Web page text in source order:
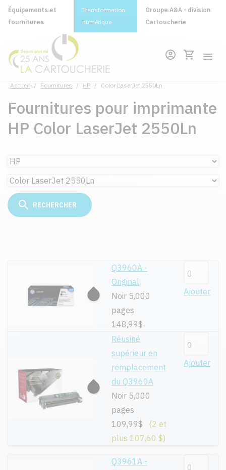
Équipements et
fournitures
Transformation
numérique
Groupe A&A - division
Cartoucherie
Accueil / Fournitures / HP / Color LaserJet 2550Ln
Fournitures pour imprimante
HP Color LaserJet 2550Ln
Q3960A -
Original
Noir 5,000
pages
148,99$
Ajouter
Réusiné
supérieur en
remplacement
du Q3960A
Noir 5,000
pages
109,99$
(2 et
plus 107,60 $)
Ajouter
Q3961A -